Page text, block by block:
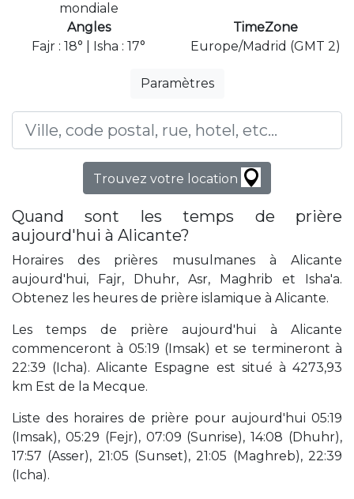
mondiale
Angles
Fajr : 18° | Isha : 17°
TimeZone
Europe/Madrid (GMT 2)
Paramètres
Trouvez votre location
Quand sont les temps de prière
aujourd'hui à Alicante?
Horaires des prières musulmanes à Alicante
aujourd'hui, Fajr, Dhuhr, Asr, Maghrib et Isha'a.
Obtenez les heures de prière islamique à Alicante.
Les temps de prière aujourd'hui à Alicante
commenceront à 05:19 (Imsak) et se termineront à
22:39 (Icha). Alicante Espagne est situé à 4273,93
km Est de la Mecque.
Liste des horaires de prière pour aujourd'hui 05:19
(Imsak), 05:29 (Fejr), 07:09 (Sunrise), 14:08 (Dhuhr),
17:57 (Asser), 21:05 (Sunset), 21:05 (Maghreb), 22:39
(Icha).